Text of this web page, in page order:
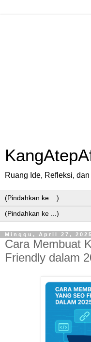
Ruang Ide, Refleksi, dan
Minggu, April 27, 2025
Cara Membuat
Friendly dalam